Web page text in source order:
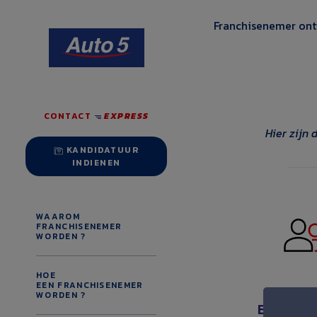
CONTACT EXPRESS
KANDIDATUUR
INDIENEN
WAAROM
FRANCHISENEMER
WORDEN ?
HOE
EEN FRANCHISENEMER
WORDEN ?
Franchisenemer
Hier zijn
STAP 1 –
Eerste